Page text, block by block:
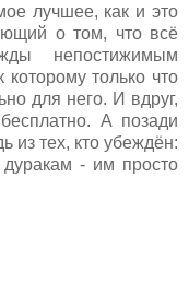
лучшее, как и это
о том, что всё
непостижимым
только что
для него. И вдруг,
А позади
из тех, кто убеждён:
- им просто